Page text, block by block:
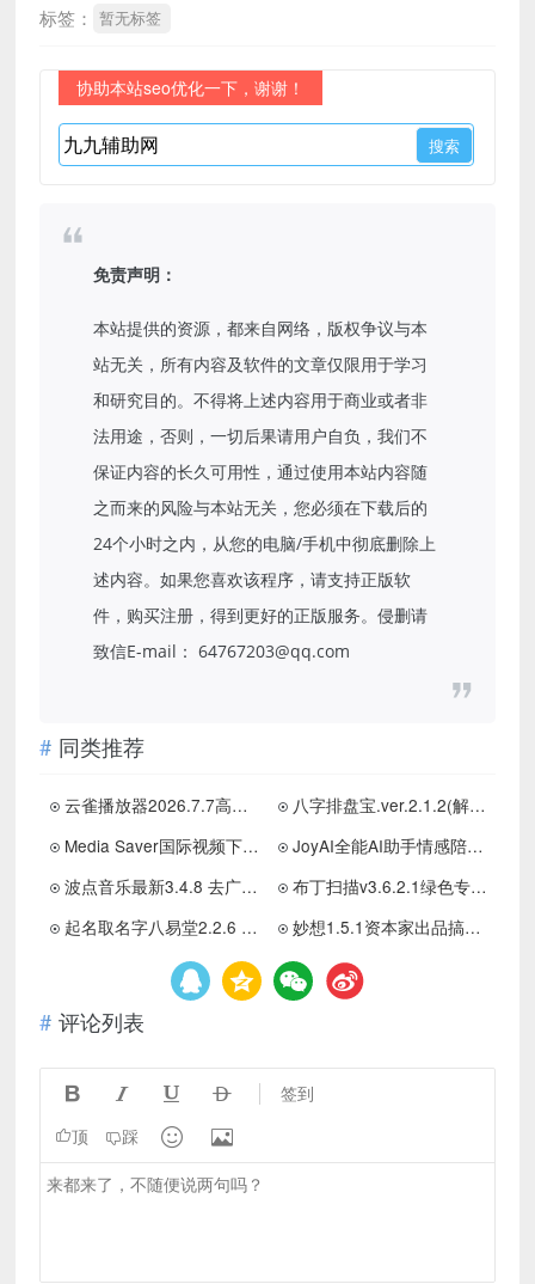
标签： 暂无标签
协助本站seo优化一下，谢谢！
免责声明：
本站提供的资源，都来自网络，版权争议与本
站无关，所有内容及软件的文章仅限用于学习
和研究目的。不得将上述内容用于商业或者非
法用途，否则，一切后果请用户自负，我们不
保证内容的长久可用性，通过使用本站内容随
之而来的风险与本站无关，您必须在下载后的
24个小时之内，从您的电脑/手机中彻底删除上
述内容。如果您喜欢该程序，请支持正版软
件，购买注册，得到更好的正版服务。侵删请
致信E-mail： 64767203@qq.com
同类推荐
云雀播放器2026.7.7高颜值音乐软件动画非常流畅已解锁
八字排盘宝.ver.2.1.2(解锁会员)
Media Saver国际视频下载器2.7.0一键下载1080P国际视频支持多种平台
JoyAI全能AI助手情感陪伴虚拟角色互动
波点音乐最新3.4.8 去广告版
布丁扫描v3.6.2.1绿色专业扫描软件
起名取名字八易堂2.2.6 解锁内购版
妙想1.5.1资本家出品搞钱专用AI｜小马也在用
评论列表
    签到
顶 踩  